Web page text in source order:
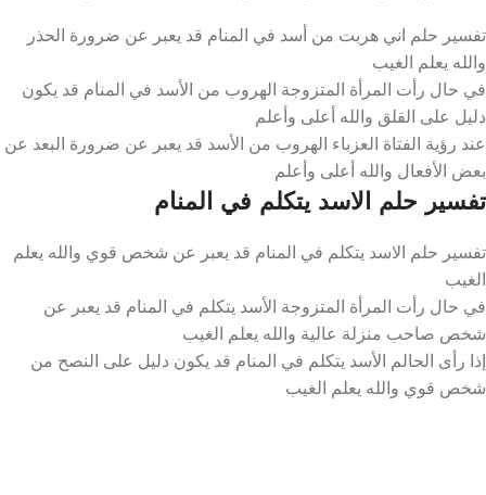
تفسير حلم اني هربت من أسد في المنام قد يعبر عن ضرورة الحذر
والله يعلم الغيب
في حال رأت المرأة المتزوجة الهروب من الأسد في المنام قد يكون
دليل على القلق والله أعلى وأعلم
عند رؤية الفتاة العزباء الهروب من الأسد قد يعبر عن ضرورة البعد عن
بعض الأفعال والله أعلى وأعلم
تفسير حلم الاسد يتكلم في المنام
تفسير حلم الاسد يتكلم في المنام قد يعبر عن شخص قوي والله يعلم
الغيب
في حال رأت المرأة المتزوجة الأسد يتكلم في المنام قد يعبر عن
شخص صاحب منزلة عالية والله يعلم الغيب
إذا رأى الحالم الأسد يتكلم في المنام قد يكون دليل على النصح من
شخص قوي والله يعلم الغيب